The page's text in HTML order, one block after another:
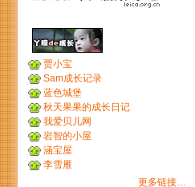
贾小宝
Sam成长记录
蓝色城堡
秋天果果的成长日记
我爱贝儿网
岩智的小屋
涵宝屋
李雪雁
更多链接…